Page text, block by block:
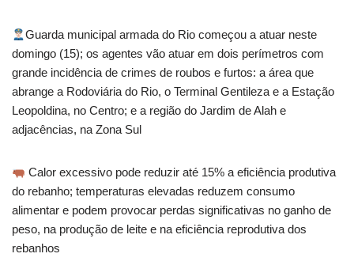
Guarda municipal armada do Rio começou a atuar neste
domingo (15); os agentes vão atuar em dois perímetros com
grande incidência de crimes de roubos e furtos: a área que
abrange a Rodoviária do Rio, o Terminal Gentileza e a Estação
Leopoldina, no Centro; e a região do Jardim de Alah e
adjacências, na Zona Sul
Calor excessivo pode reduzir até 15% a eficiência produtiva
do rebanho; temperaturas elevadas reduzem consumo
alimentar e podem provocar perdas significativas no ganho de
peso, na produção de leite e na eficiência reprodutiva dos
rebanhos